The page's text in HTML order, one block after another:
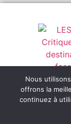
Instagram
Nous
offrons la
continuez à